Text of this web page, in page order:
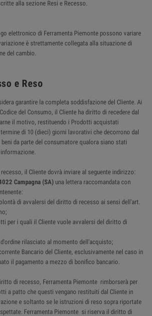
alla sezione Resi e Recesso.
elettronico di Ferramenta Piemonte possono variare
è strettamente collegata alla situazione di
del cambio.
e Reso
garantire la completa soddisfazione del Cliente. Ai
del Consumo, il Cliente ha diritto di recedere dal
il motivo, restituendo i Prodotti acquistati
di 10 (dieci) giorni lavorativi che decorrono dal
da parte del consumatore qualora siano stati
il Cliente dovrà inviare al seguente indirizzo:
Campagna (SA) una lettera raccomandata con
di avvalersi del diritto di recesso ai sensi dell'art.
per i quali il Cliente vuole avvalersi del diritto di
rilasciato al momento dell'acquisto;
Bancario del Cliente, esclusivamente nel caso in
il pagamento a mezzo di bonifico bancario.
di recesso, Ferramenta Piemonte rimborserà per
a patto che questi vengano restituiti dal Cliente in
e soltanto se le istruzioni di reso sopra riportate
Ferramenta Piemonte si riserva il diritto di